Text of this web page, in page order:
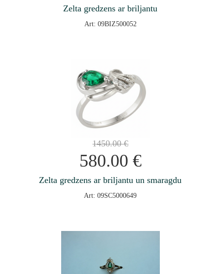
Zelta gredzens ar briljantu
Art: 09BIZ500052
1450.00€
580.00 €
Zelta gredzens ar briljantu un smaragdu
Art: 09SC5000649